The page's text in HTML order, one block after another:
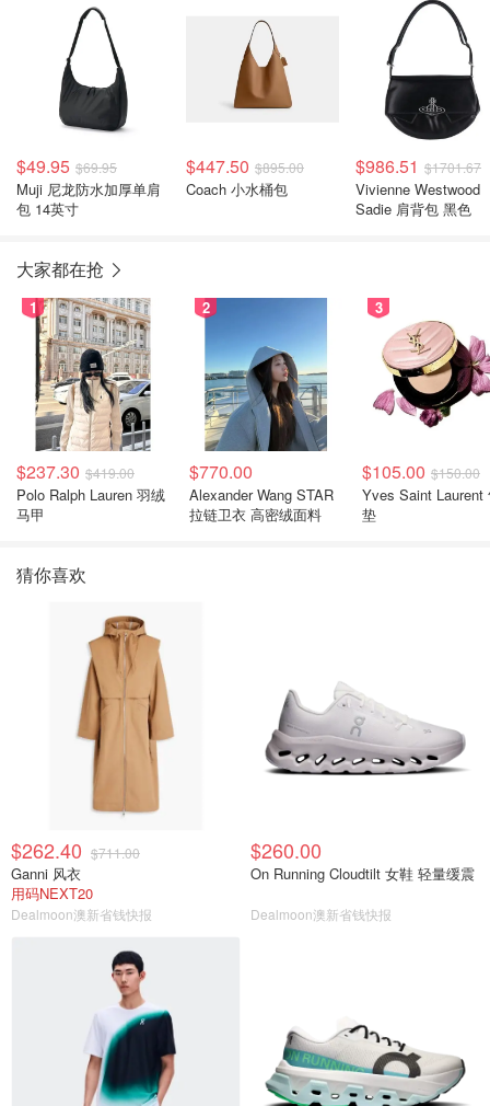
$49.95 $69.95
Muji 尼龙防水加厚单肩
包 14英寸
$447.50 $895.00
Coach 小水桶包
$986.51 $1701.67
Vivienne Westwood
Sadie 肩背包 黑色
大家都在抢
1
$237.30 $419.00
Polo Ralph Lauren 羽绒
马甲
2
$770.00
Alexander Wang STAR
拉链卫衣 高密绒面料
3
$105.00 $150.00
Yves Saint Laurent
垫
猜你喜欢
$262.40 $711.00
Ganni 风衣
用码NEXT20
Dealmoon澳新省钱快报
$260.00
On Running Cloudtilt 女鞋 轻量缓震
Dealmoon澳新省钱快报